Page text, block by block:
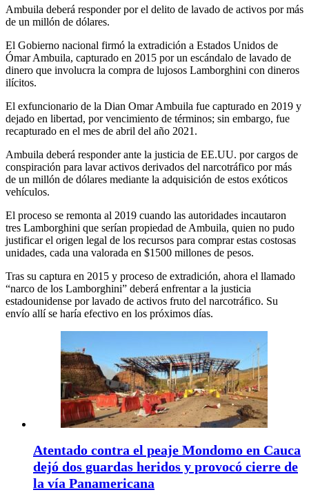
Ambuila deberá responder por el delito de lavado de activos por más
de un millón de dólares.
El Gobierno nacional firmó la extradición a Estados Unidos de
Ómar Ambuila, capturado en 2015 por un escándalo de lavado de
dinero que involucra la compra de lujosos Lamborghini con dineros
ilícitos.
El exfuncionario de la Dian Omar Ambuila fue capturado en 2019 y
dejado en libertad, por vencimiento de términos; sin embargo, fue
recapturado en el mes de abril del año 2021.
Ambuila deberá responder ante la justicia de EE.UU. por cargos de
conspiración para lavar activos derivados del narcotráfico por más
de un millón de dólares mediante la adquisición de estos exóticos
vehículos.
El proceso se remonta al 2019 cuando las autoridades incautaron
tres Lamborghini que serían propiedad de Ambuila, quien no pudo
justificar el origen legal de los recursos para comprar estas costosas
unidades, cada una valorada en $1500 millones de pesos.
Tras su captura en 2015 y proceso de extradición, ahora el llamado
“narco de los Lamborghini” deberá enfrentar a la justicia
estadounidense por lavado de activos fruto del narcotráfico. Su
envío allí se haría efectivo en los próximos días.
Atentado contra el peaje Mondomo en Cauca
dejó dos guardas heridos y provocó cierre de
la vía Panamericana